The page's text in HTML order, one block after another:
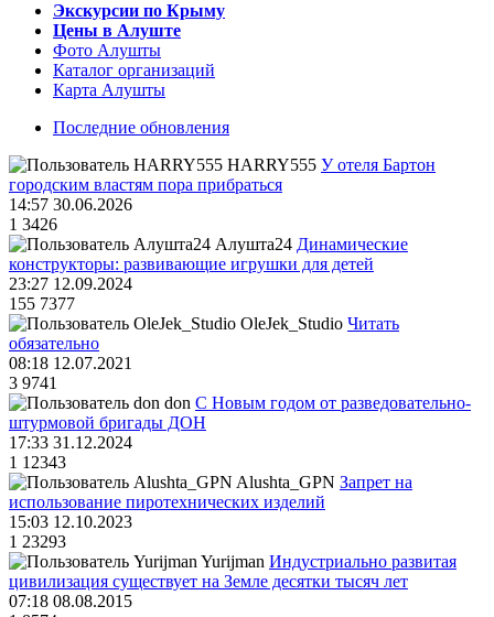
Экскурсии по Крыму
Цены в Алуште
Фото Алушты
Каталог организаций
Карта Алушты
Последние обновления
HARRY555 У отеля Бартон
городским властям пора прибраться
14:57 30.06.2026
1 3426
Алушта24 Динамические
конструкторы: развивающие игрушки для детей
23:27 12.09.2024
155 7377
OleJek_Studio Читать
обязательно
08:18 12.07.2021
3 9741
don С Новым годом от разведовательно-
штурмовой бригады ДОН
17:33 31.12.2024
1 12343
Alushta_GPN Запрет на
использование пиротехнических изделий
15:03 12.10.2023
1 23293
Yurijman Индустриально развитая
цивилизация существует на Земле десятки тысяч лет
07:18 08.08.2015